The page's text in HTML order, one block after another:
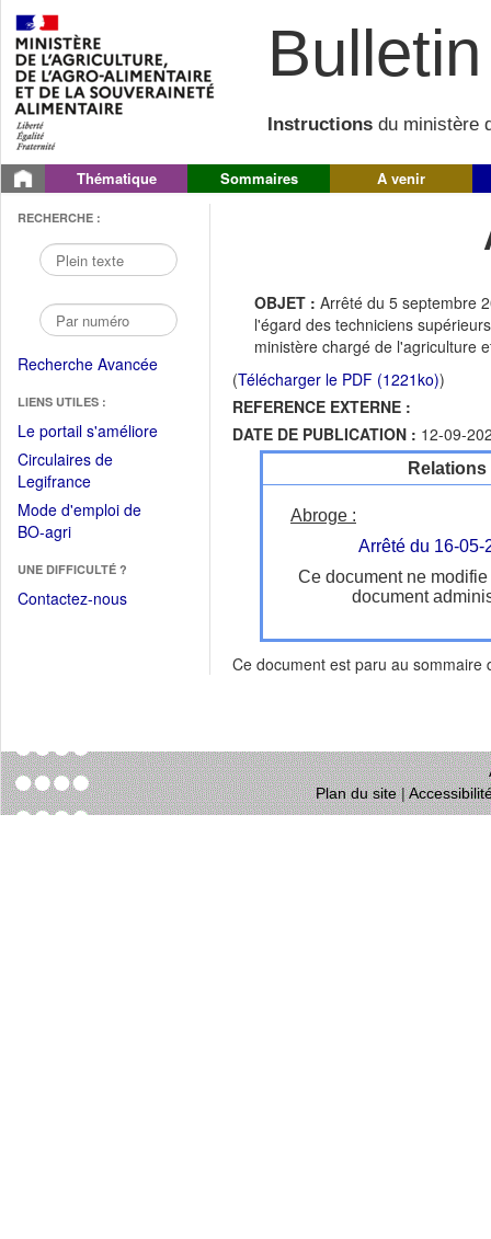
Instructions du ministère
Thématique Sommaires A venir
RECHERCHE :
Recherche Avancée
LIENS UTILES :
Le portail s'améliore(Fichier
Circulaires de
Legifrance(Ouvrir
dans
une
fenêtre)
Mode d'emploi de
BO-agri(Ouvrir
une
nouvelle
UNE DIFFICULTÉ ?
Contactez-nous
OBJET : Arrêté du 5 septembre
l'égard des techniciens
ministère chargé de l'agriculture
(Télécharger le PDF (1221ko))
REFERENCE EXTERNE :
DATE DE PUBLICATION : 12-09-
Abroge :
Arrêté du 16-05-
Ce document ne
document
Ce document est paru au sommaire
Plan du site|